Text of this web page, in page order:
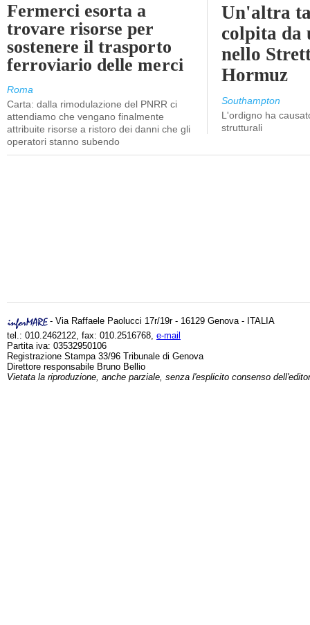
Fermerci esorta a
trovare risorse per
sostenere il trasporto
ferroviario delle merci
Roma
Carta: dalla rimodulazione del PNRR ci
attendiamo che vengano finalmente
attribuite risorse a ristoro dei danni che gli
operatori stanno subendo
Un'altra
colpita da
nello
Hormuz
Southampton
L'ordigno ha
strutturali
- Via Raffaele Paolucci 17r/19r - 16129 Genova - ITALIA
tel.: 010.2462122, fax: 010.2516768, e-mail
Partita iva: 03532950106
Registrazione Stampa 33/96 Tribunale di Genova
Direttore responsabile Bruno Bellio
Vietata la riproduzione, anche parziale, senza l'esplicito consenso